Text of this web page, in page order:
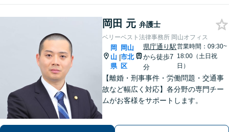
岡田 元 弁護士
ベリーベスト法律事務所 岡山オフィス
岡
山
県
|
岡山
市北
区
県庁通り駅
から徒歩7
分
営業時間：09:30~
18:00（土日祝
日）
【離婚・刑事事件・労働問題・交通事
故など幅広く対応】各分野の専門チー
ムがお客様をサポートします。